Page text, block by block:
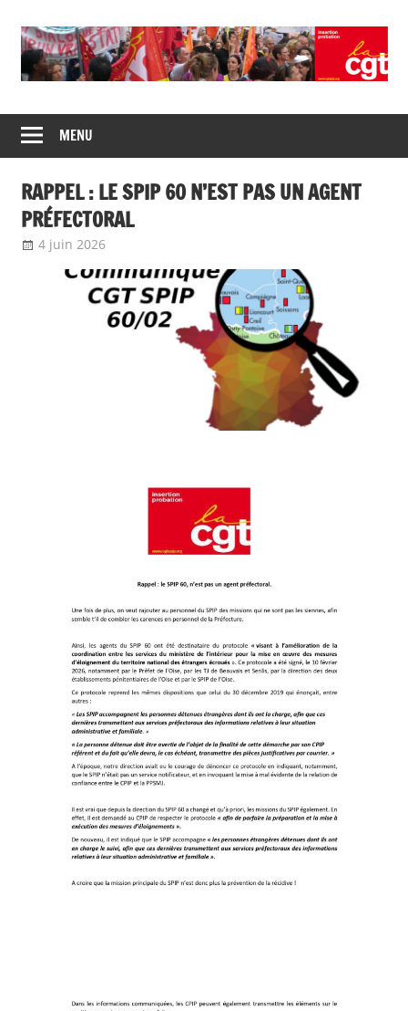
CGT
insertion
probation
de
syndicats
CGT
insertion
probation
MENU
RAPPEL : LE SPIP 60 N’EST PAS UN AGENT
PRÉFECTORAL
4 juin 2026